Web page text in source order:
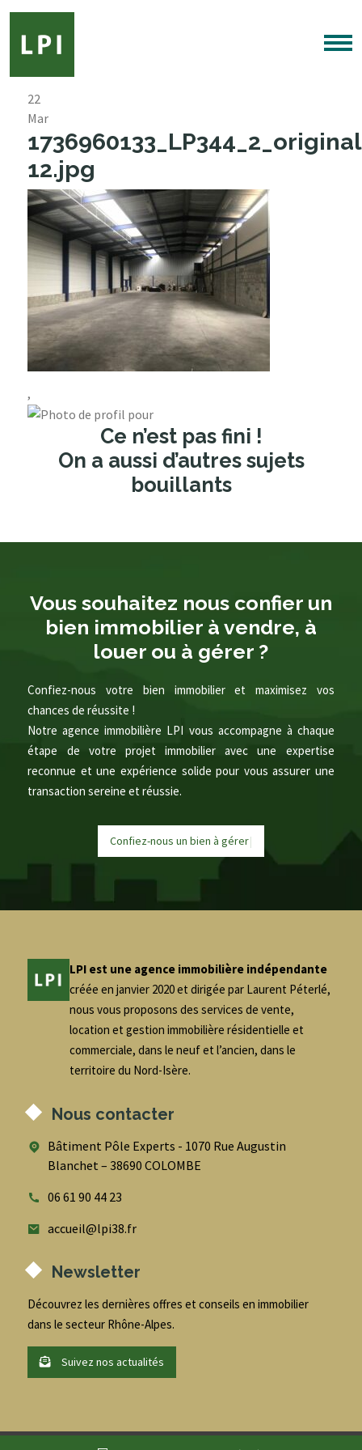
22
Mar
12.jpg
,
Ce n’est pas fini !
On a aussi d’autres sujets
bouillants
Vous souhaitez nous confier un
bien immobilier à vendre, à
louer ou à gérer ?
Confiez-nous votre bien immobilier et maximisez vos
chances de réussite !
Notre agence immobilière LPI vous accompagne à chaque
étape de votre projet immobilier avec une expertise
reconnue et une expérience solide pour vous assurer une
transaction sereine et réussie.
Confiez-nous un bien à gérer|
LPI est une agence immobilière indépendante
créée en janvier 2020 et dirigée par Laurent Péterlé,
nous vous proposons des services de vente,
location et gestion immobilière résidentielle et
commerciale, dans le neuf et l’ancien, dans le
territoire du Nord-Isère.
Nous contacter
Bâtiment Pôle Experts - 1070 Rue Augustin
Blanchet – 38690 COLOMBE
06 61 90 44 23
accueil@lpi38.fr
Newsletter
Découvrez les dernières offres et conseils en immobilier
dans le secteur Rhône-Alpes.
Suivez nos actualités